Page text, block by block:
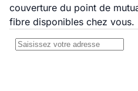
couverture du point de
fibre disponibles chez vous.